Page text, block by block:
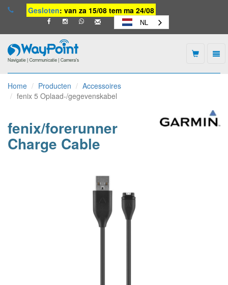
Gesloten: van za 15/08 tem ma 24/08
NL
-
naar
homepage
Home Producten
Accessoires
fenix 5 Oplaad-/gegevenskabel
fenix/forerunner
Charge Cable